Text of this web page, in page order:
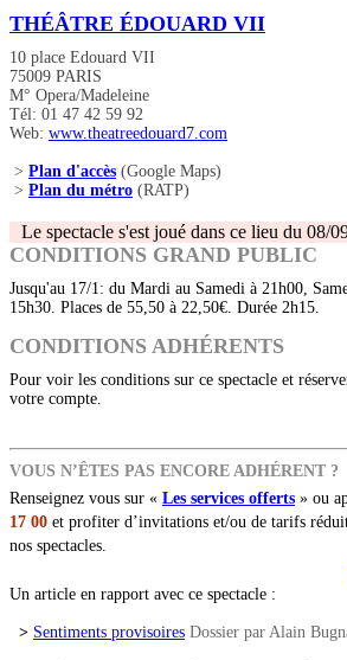
THÉÂTRE ÉDOUARD VII
10 place Edouard VII
75009 PARIS
M° Opera/Madeleine
Tél: 01 47 42 59 92
Web: www.theatreedouard7.com
> Plan d'accès (Google Maps)
> Plan du métro (RATP)
Le spectacle s'est joué dans ce lieu du 08/
CONDITIONS GRAND PUBLIC
Jusqu'au 17/1: du Mardi au Samedi à 21h00,
15h30. Places de 55,50 à 22,50€. Durée 2h15.
CONDITIONS ADHÉRENTS
Pour voir les conditions sur ce spectacle et
votre compte.
VOUS N’ÊTES PAS ENCORE ADHÉRENT ?
Renseignez vous sur « Les services offerts » ou
17 00 et profiter d’invitations et/ou de tarifs
nos spectacles.
Un article en rapport avec ce spectacle :
> Sentiments provisoires Dossier par Alain